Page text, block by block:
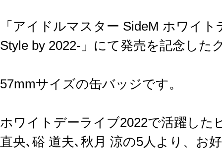
「アイドルマスター SideM ホワイ
Style by 2022-」にて発売を記念した
57mmサイズの缶バッジです。
ホワイトデーライブ2022で活躍した
直央､硲 道夫､秋月 涼の5人より、お